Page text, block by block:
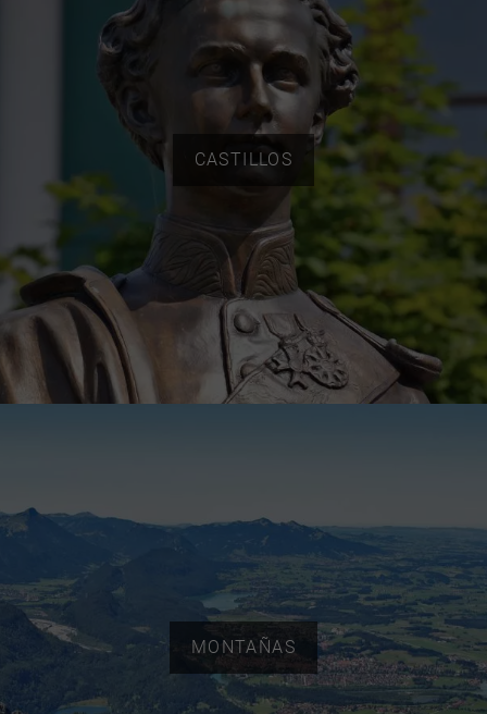
CASTILLOS
MONTAÑAS